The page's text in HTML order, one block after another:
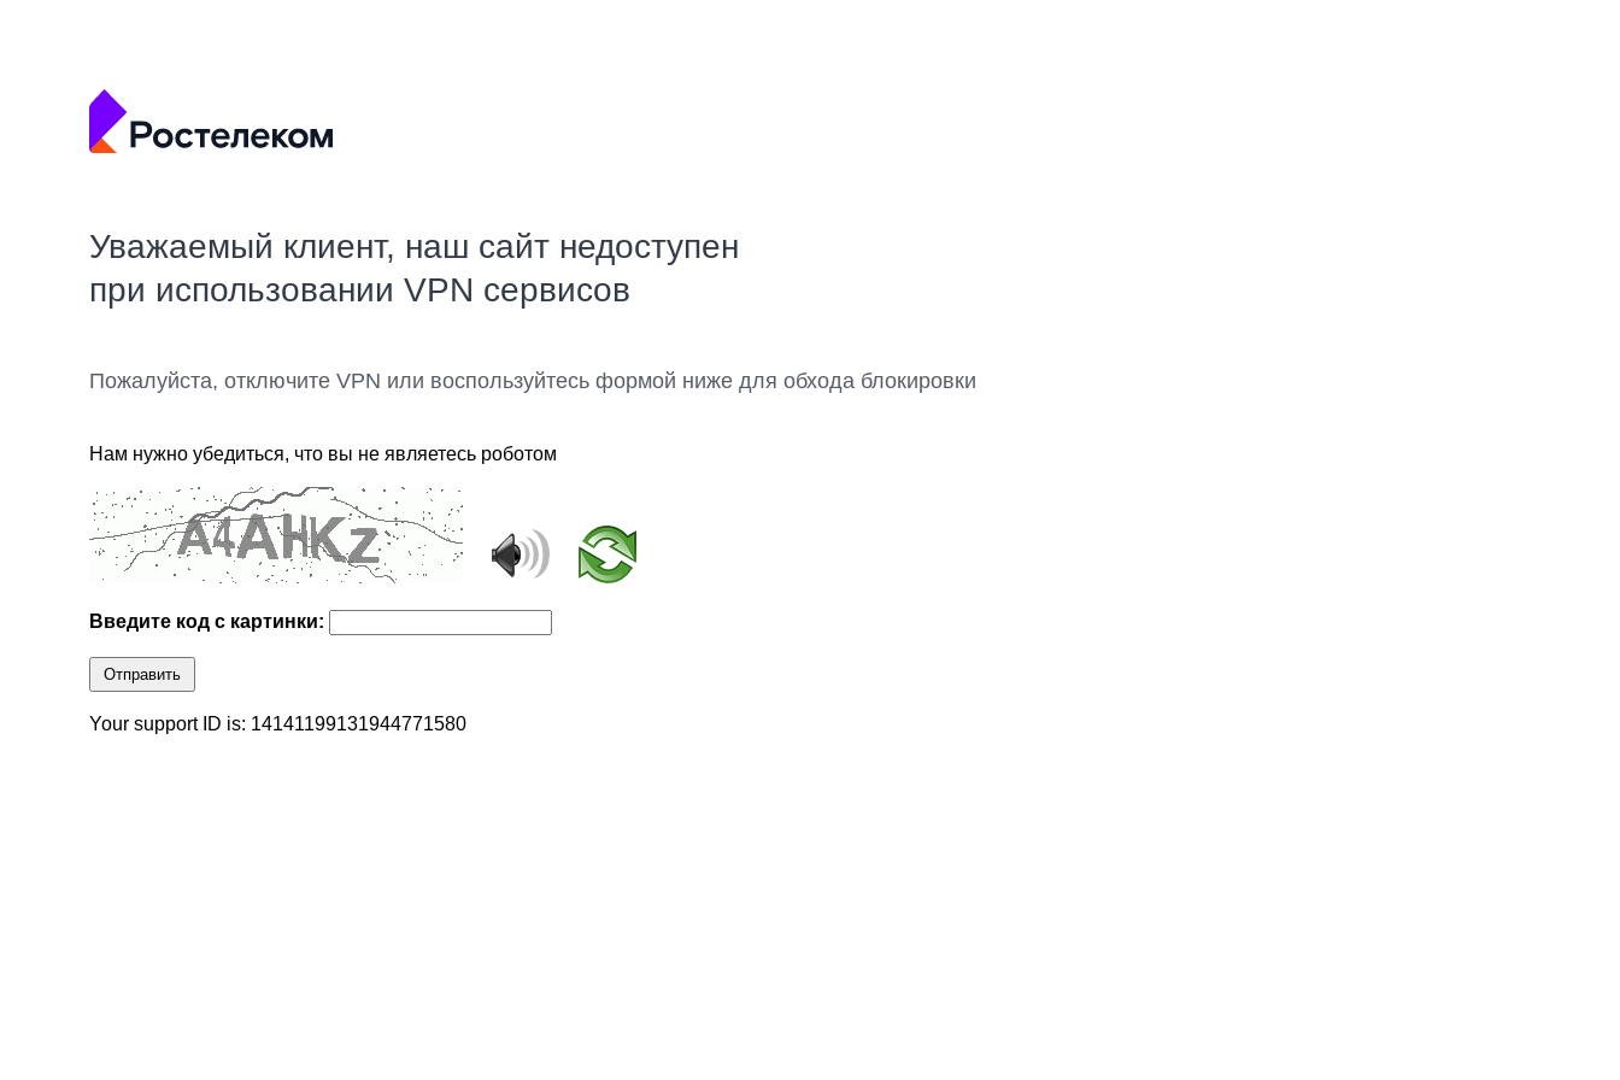
Уважаемый клиент, наш сайт недоступен
при использовании VPN сервисов
Пожалуйста, отключите VPN или воспользуйтесь формой ниже для обхода блокировки
Нам нужно убедиться, что вы не являетесь роботом
Введите код с картинки:
Отправить
Your support ID is: 14141199131944771580